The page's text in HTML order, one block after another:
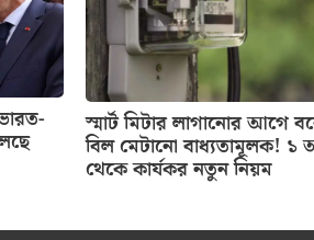
স্মার্ট মিটার লাগানোর আগে
বিল মেটানো বাধ্যতামূলক! ১
থেকে কার্যকর নতুন নিয়ম